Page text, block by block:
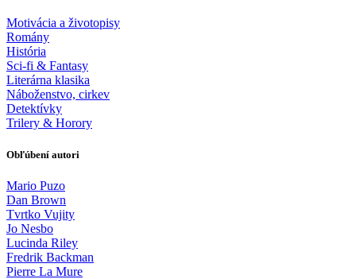
Motivácia a životopisy
Romány
História
Sci-fi & Fantasy
Literárna klasika
Náboženstvo, cirkev
Detektívky
Trilery & Horory
Obľúbení autori
Mario Puzo
Dan Brown
Tvrtko Vujity
Jo Nesbo
Lucinda Riley
Fredrik Backman
Pierre La Mure